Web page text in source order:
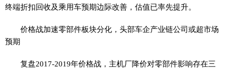
终端折扣回收及乘用车预期边际改善，估值已率先提升。
价格战加速零部件板块分化，头部车企产业链公司或超市场
预期
复盘2017-2019年价格战，主机厂降价对零部件影响存在三